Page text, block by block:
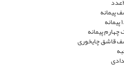
پیمانه
چهارم پیمانه
قاشق چایخوری